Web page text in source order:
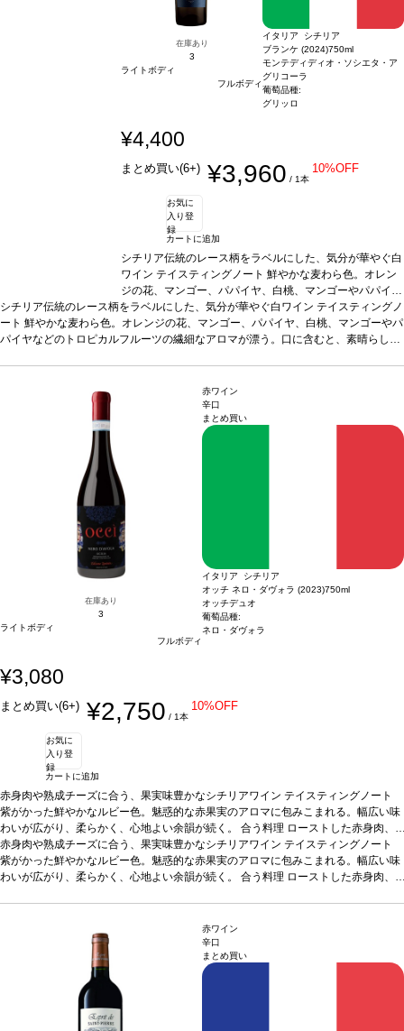
在庫あり
3
ライトボディ
フルボディ
イタリア シチリア
ブランケ (2024)750ml
モンテディディオ・ソシエタ・ア
グリコーラ
葡萄品種:
グリッロ
¥4,400
まとめ買い(6+) ¥3,960 / 1本
10%OFF
お気に
入り登
録
カートに追加
シチリア伝統のレース柄をラベルにした、気分が華やぐ白
ワインテイスティングノート鮮やかな麦わら色。オレン
ジの花、マンゴー、パパイヤ、白桃、マンゴーやパパイヤ
などのトロピカルフルーツの繊細なアロマが漂う。口に含
むと、素晴らしく調和が取れており、爽やかな酸味と心地
良い余韻が残る。合う料理スープ、シーフード、魚のグ
*本ヴィンテージが在庫切れの場合、在庫があり価格
が同様の場合は自動的に次のヴィンテージに変更されま
す、ご了承ください。
シチリア伝統のレース柄をラベルにした、気分が華やぐ白ワイン テイスティングノ
ート 鮮やかな麦わら色。オレンジの花、マンゴー、パパイヤ、白桃、マンゴーやパ
パイヤなどのトロピカルフルーツの繊細なアロマが漂う。口に含むと、素晴らしく
グリッロ 100% EQUALITAS認証
場合、在庫があり価格が同様の場合は自動的に次のヴィンテージに変更されます、
在庫あり
3
ライトボディ
フルボディ
赤ワイン
辛口
まとめ買い
イタリア シチリア
オッチ ネロ・ダヴォラ (2023)750ml
オッチデュオ
葡萄品種:
ネロ・ダヴォラ
¥3,080
まとめ買い(6+) ¥2,750 / 1本
10%OFF
お気に
入り登
録
カートに追加
赤身肉や熟成チーズに合う、果実味豊かなシチリアワイン テイスティングノート
紫がかった鮮やかなルビー色。魅惑的な赤果実のアロマに包みこまれる。幅広い味
わいが広がり、柔らかく、心地よい余韻が続く。 合う料理 ローストした赤身肉、
ジビエ、熟成チーズとハチミツなどと好相性葡萄品種ネロ・ダヴォラ*本ヴィンテ
ージが在庫切れの場合、在庫があり価格が同様の場合は自動的に次のヴィンテージ
に変更されます、ご了承ください。
赤身肉や熟成チーズに合う、果実味豊かなシチリアワイン テイスティングノート
紫がかった鮮やかなルビー色。魅惑的な赤果実のアロマに包みこまれる。幅広い味
わいが広がり、柔らかく、心地よい余韻が続く。 合う料理 ローストした赤身肉、
赤ワイン
辛口
まとめ買い